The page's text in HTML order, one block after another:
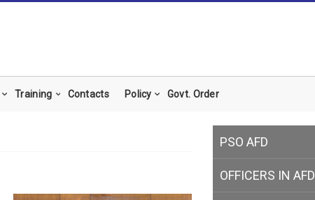
Training Contacts Policy Govt. Order
PSO AFD
OFFICERS IN AFD